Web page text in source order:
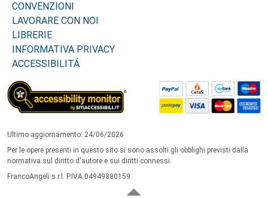
CONVENZIONI
LAVORARE CON NOI
LIBRERIE
INFORMATIVA PRIVACY
ACCESSIBILITÁ
Ultimo aggiornamento: 24/06/2026
Per le opere presenti in questo sito si sono assolti gli obblighi previsti dalla
normativa sul diritto d'autore e sui diritti connessi.
FrancoAngeli s.r.l. P.IVA 04949880159